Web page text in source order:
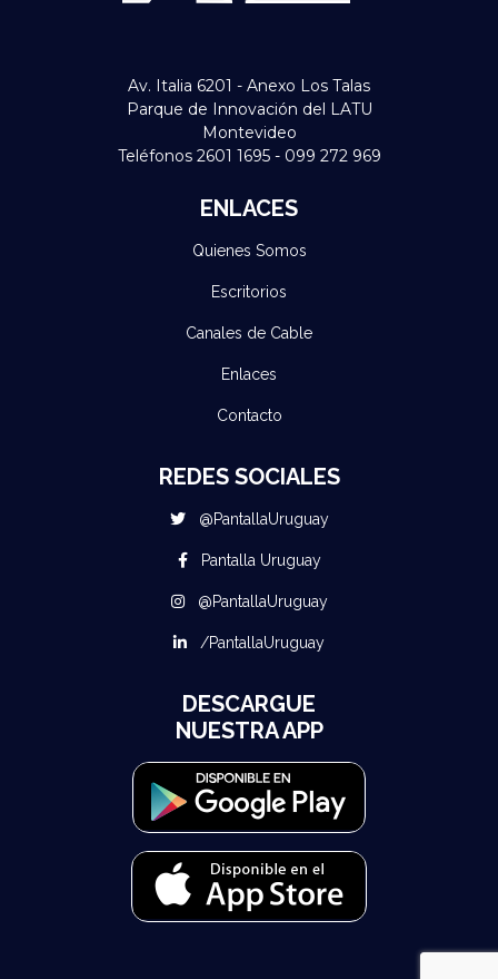
Av. Italia 6201 - Anexo Los Talas
Parque de Innovación del LATU
Montevideo
Teléfonos 2601 1695 - 099 272 969
ENLACES
Quienes Somos
Escritorios
Canales de Cable
Enlaces
Contacto
REDES SOCIALES
@PantallaUruguay
Pantalla Uruguay
@PantallaUruguay
/PantallaUruguay
DESCARGUE
NUESTRA APP